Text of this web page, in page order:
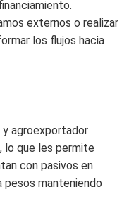
externos o realizar
los flujos hacia
agroexportador
lo que les permite
con pasivos en
pesos manteniendo